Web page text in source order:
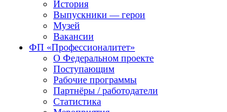
История
Выпускники — герои
Музей
Вакансии
ФП «Профессионалитет»
О Федеральном проекте
Поступающим
Рабочие программы
Партнёры / работодатели
Статистика